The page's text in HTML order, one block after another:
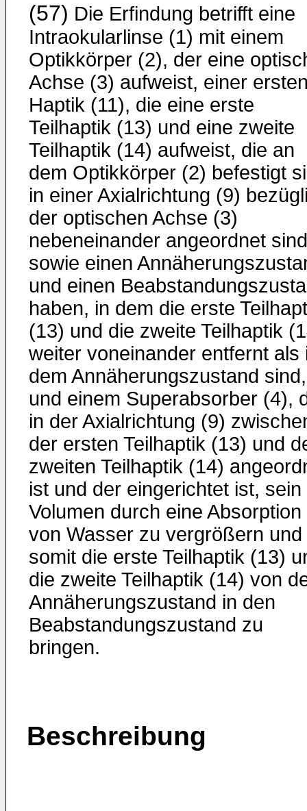
(57) Die Erfindung betrifft eine
Intraokularlinse (1) mit einem
Optikkörper (2), der eine
Achse (3) aufweist, einer
Haptik (11), die eine erste
Teilhaptik (13) und eine zweite
Teilhaptik (14) aufweist, die an
dem Optikkörper (2) befestigt
in einer Axialrichtung (9)
der optischen Achse (3)
nebeneinander angeordnet sind
sowie einen
und einen
haben, in dem die erste
(13) und die zweite Teilhaptik
weiter voneinander entfernt als
dem Annäherungszustand sind,
und einem Superabsorber (4),
in der Axialrichtung (9)
der ersten Teilhaptik (13) und
zweiten Teilhaptik (14)
ist und der eingerichtet ist, sein
Volumen durch eine Absorption
von Wasser zu vergrößern und
somit die erste Teilhaptik (13)
die zweite Teilhaptik (14) von
Annäherungszustand in den
Beabstandungszustand zu
bringen.
Beschreibung